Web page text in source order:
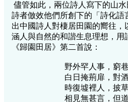
儘管如此，兩位詩人寫下的山
詩者倣效他們所創下的「詩化語
出中國詩人對棲居田園的嚮往，
涵人與自然的和諧生息理想，用
《歸園田居》第二首說：
野外罕人事，窮
白日掩荊扉，對
時復墟裡人，披
相見無甚言，但